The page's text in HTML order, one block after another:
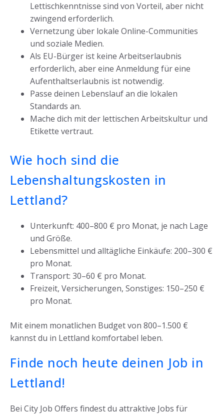
Lettischkenntnisse sind von Vorteil, aber nicht
zwingend erforderlich.
Vernetzung über lokale Online-Communities
und soziale Medien.
Als EU-Bürger ist keine Arbeitserlaubnis
erforderlich, aber eine Anmeldung für eine
Aufenthaltserlaubnis ist notwendig.
Passe deinen Lebenslauf an die lokalen
Standards an.
Mache dich mit der lettischen Arbeitskultur und
Etikette vertraut.
Wie hoch sind die
Lebenshaltungskosten in
Lettland?
Unterkunft: 400–800 € pro Monat, je nach Lage
und Größe.
Lebensmittel und alltägliche Einkäufe: 200–300 €
pro Monat.
Transport: 30–60 € pro Monat.
Freizeit, Versicherungen, Sonstiges: 150–250 €
pro Monat.
Mit einem monatlichen Budget von 800–1.500 €
kannst du in Lettland komfortabel leben.
Finde noch heute deinen Job in
Lettland!
Bei City Job Offers findest du attraktive Jobs für